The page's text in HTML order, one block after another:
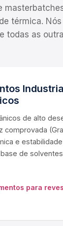
térmica.
todas as
de alto
comprovada
e
de
para